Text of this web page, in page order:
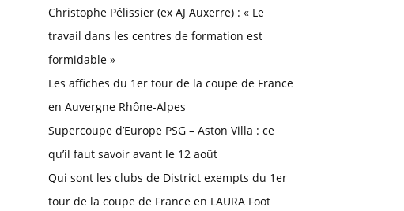
Christophe Pélissier (ex AJ Auxerre) : « Le
travail dans les centres de formation est
formidable »
Les affiches du 1er tour de la coupe de France
en Auvergne Rhône-Alpes
Supercoupe d’Europe PSG – Aston Villa : ce
qu’il faut savoir avant le 12 août
Qui sont les clubs de District exempts du 1er
tour de la coupe de France en LAURA Foot